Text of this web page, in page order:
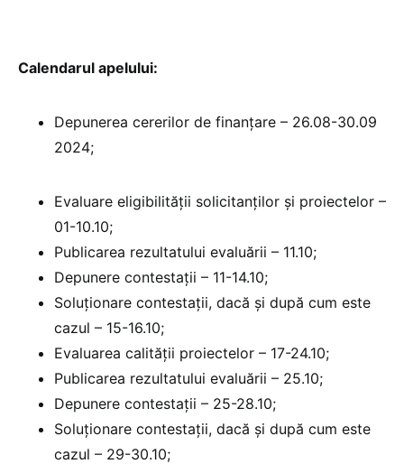
Calendarul apelului:
Depunerea cererilor de finanțare – 26.08-30.09
2024;
Evaluare eligibilității solicitanților și proiectelor –
01-10.10;
Publicarea rezultatului evaluării – 11.10;
Depunere contestații – 11-14.10;
Soluționare contestații, dacă și după cum este
cazul – 15-16.10;
Evaluarea calității proiectelor – 17-24.10;
Publicarea rezultatului evaluării – 25.10;
Depunere contestații – 25-28.10;
Soluționare contestații, dacă și după cum este
cazul – 29-30.10;